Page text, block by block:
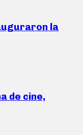
la
de cine,